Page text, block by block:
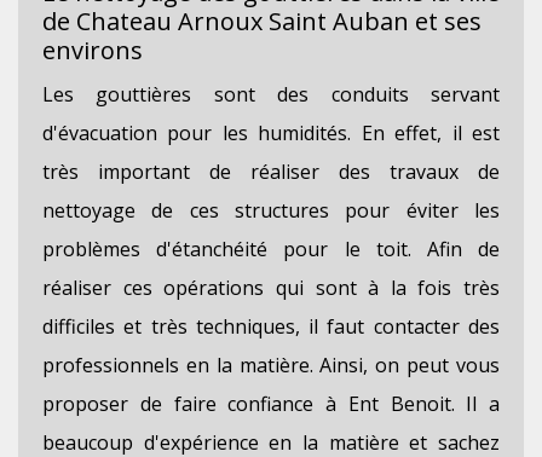
de Chateau Arnoux Saint Auban et ses
environs
Les gouttières sont des conduits servant
d'évacuation pour les humidités. En effet, il est
très important de réaliser des travaux de
nettoyage de ces structures pour éviter les
problèmes d'étanchéité pour le toit. Afin de
réaliser ces opérations qui sont à la fois très
difficiles et très techniques, il faut contacter des
professionnels en la matière. Ainsi, on peut vous
proposer de faire confiance à Ent Benoit. Il a
beaucoup d'expérience en la matière et sachez